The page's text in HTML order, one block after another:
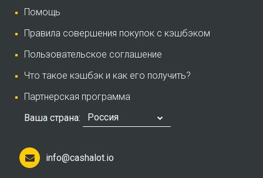
Помощь
Правила совершения покупок с кэшбэком
Пользовательское соглашение
Что такое кэшбэк и как его получить?
Партнерская программа
Ваша страна:
Россия
info@cashalot.io